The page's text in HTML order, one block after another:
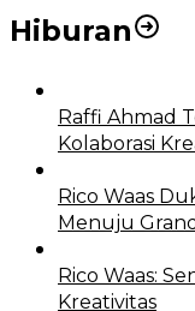
Hiburan
Raffi Ahmad
Kolaborasi
Rico Waas
Menuju
Rico Waas:
Kreativitas